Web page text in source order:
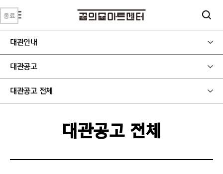
대관안내
대관공고
대관공고 전체
대관공고 전체
종료
종료
종료
종료
종료
종료
종료
종료
종료
종료